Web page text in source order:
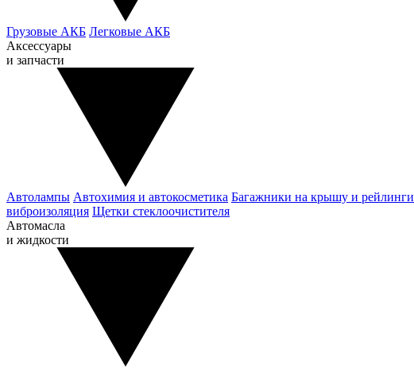
Грузовые АКБ Легковые АКБ
Аксессуары
и запчасти
Автолампы Автохимия и автокосметика Багажники на крышу и рейлинги
виброизоляция Щетки стеклоочистителя
Автомасла
и жидкости